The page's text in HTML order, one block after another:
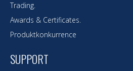
Trading.
Awards & Certificates.
Produktkonkurrence
SUPPORT